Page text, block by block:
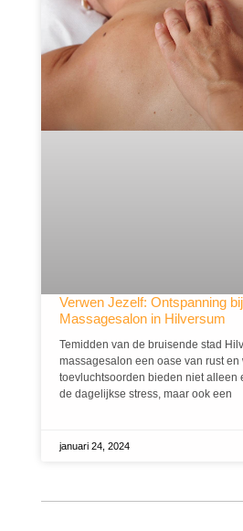
Verwen Jezelf: Ontspanning
Massagesalon in Hilversum
Temidden van de bruisende stad
massagesalon een oase van rust en
toevluchtsoorden bieden niet alleen
de dagelijkse stress, maar ook een
januari 24, 2024